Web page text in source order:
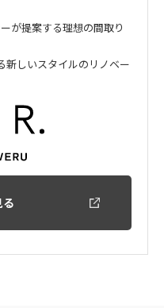
が提案する理想の間取り
新しいスタイルのリノベー